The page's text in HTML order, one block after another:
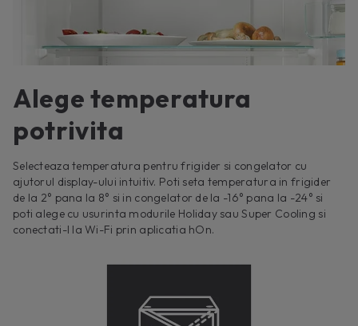
Alege temperatura
potrivita
Selecteaza temperatura pentru frigider si congelator cu
ajutorul display-ului intuitiv. Poti seta temperatura in frigider
de la 2° pana la 8° si in congelator de la -16° pana la -24° si
poti alege cu usurinta modurile Holiday sau Super Cooling si
conectati-l la Wi-Fi prin aplicatia hOn.